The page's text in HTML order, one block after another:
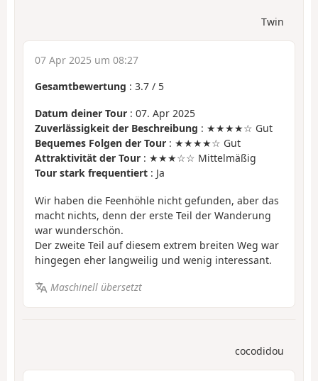
Twin
07 Apr 2025 um 08:27
Gesamtbewertung : 3.7 / 5
Datum deiner Tour : 07. Apr 2025
Zuverlässigkeit der Beschreibung : ★★★★☆ Gut
Bequemes Folgen der Tour : ★★★★☆ Gut
Attraktivität der Tour : ★★★☆☆ Mittelmäßig
Tour stark frequentiert : Ja
Wir haben die Feenhöhle nicht gefunden, aber das
macht nichts, denn der erste Teil der Wanderung
war wunderschön.
Der zweite Teil auf diesem extrem breiten Weg war
hingegen eher langweilig und wenig interessant.
Maschinell übersetzt
cocodidou